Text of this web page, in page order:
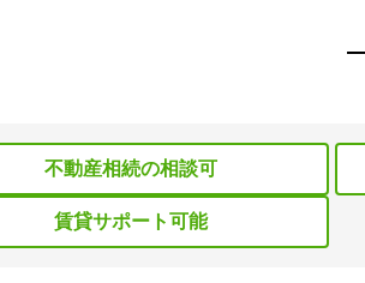
不動産相続の相談可
賃貸サポート可能